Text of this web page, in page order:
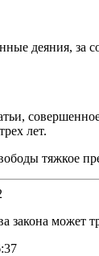
деяния, за
лет.
тяжкое
может